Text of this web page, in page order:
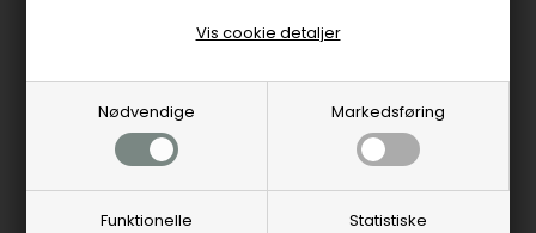
Nødvendige Markedsføring
Funktionelle Statistiske
Vis cookie detaljer